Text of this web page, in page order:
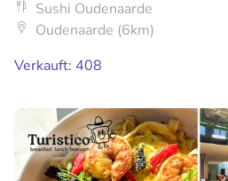
Sushi Oudenaarde
Oudenaarde (6km)
Verkauft: 408